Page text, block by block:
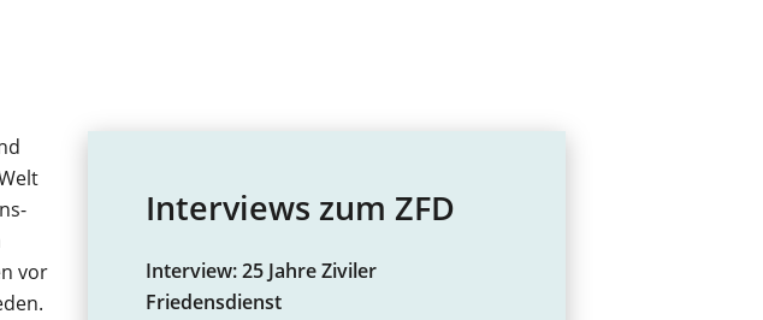
vor
Interviews zum ZFD
Interview: 25 Jahre Ziviler
Friedensdienst